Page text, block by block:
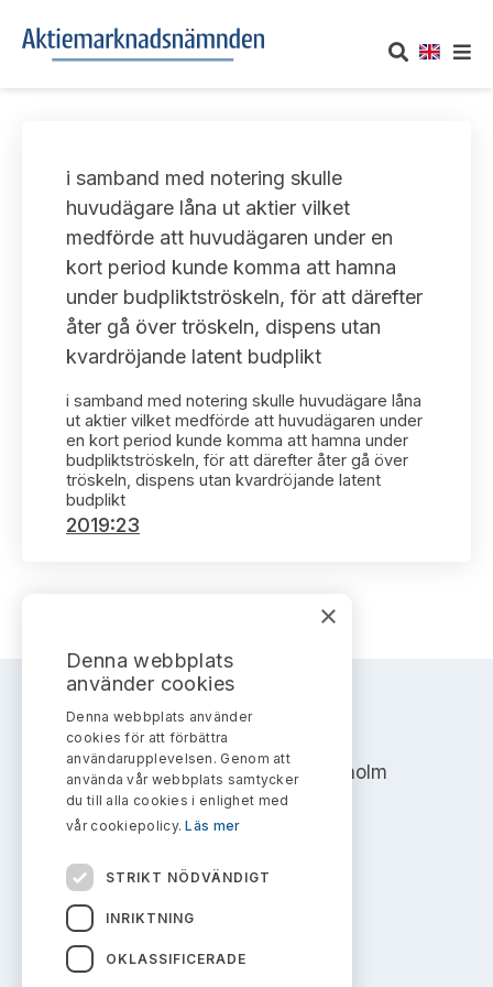
Om oss
Vårt uppdrag
Informationsgivning
Arbetssätt och jävsfrågor
Stadgar
Arbetsordning
Ledamöter
Publikationer och anföranden
UTTALANDEN
Om nämndens uttalanden
Framställningar och konsultation
Uttalanden sorterade efter publiceringsdatum
Samtliga uttalanden sorterade årsvis
Uttalanden sorterade ämnesvis
Sök uttalanden
TAKEOVER-REGLER
Takeover-regler för reglerade marknader och vissa
handelsplattformar
AKTUELLT
Prenumerera
Bildarkiv
KONTAKT
Kontakt angående ansökningar och uttalanden
Kontakt administrativa ärenden
i samband med notering skulle
huvudägare låna ut aktier vilket
medförde att huvudägaren under en
kort period kunde komma att hamna
under budpliktströskeln, för att därefter
åter gå över tröskeln, dispens utan
kvardröjande latent budplikt
i samband med notering skulle huvudägare låna
ut aktier vilket medförde att huvudägaren under
en kort period kunde komma att hamna under
budpliktströskeln, för att därefter åter gå över
tröskeln, dispens utan kvardröjande latent
budplikt
2019:23
AKTIEMARKNADSNÄMNDEN
Address: Box 7354, 103 90 Stockholm
info@aktiemarknadsnamnden.se
Om innehållet
Om webbplatsen
×
Denna webbplats
använder cookies
Denna webbplats använder
cookies för att förbättra
användarupplevelsen. Genom att
använda vår webbplats samtycker
du till alla cookies i enlighet med
vår cookiepolicy.Läs mer
STRIKT NÖDVÄNDIGT
INRIKTNING
OKLASSIFICERADE